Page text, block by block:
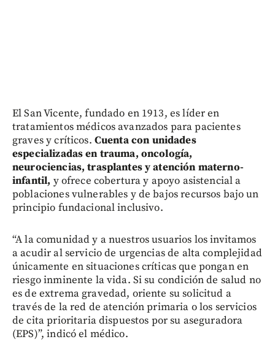
El San Vicente, fundado en 1913, es líder en
tratamientos médicos avanzados para pacientes
graves y críticos. Cuenta con unidades
especializadas en trauma, oncología,
neurociencias, trasplantes y atención materno-
infantil, y ofrece cobertura y apoyo asistencial a
poblaciones vulnerables y de bajos recursos bajo un
principio fundacional inclusivo.
“A la comunidad y a nuestros usuarios los invitamos
a acudir al servicio de urgencias de alta complejidad
únicamente en situaciones críticas que pongan en
riesgo inminente la vida. Si su condición de salud no
es de extrema gravedad, oriente su solicitud a
través de la red de atención primaria o los servicios
de cita prioritaria dispuestos por su aseguradora
(EPS)”, indicó el médico.